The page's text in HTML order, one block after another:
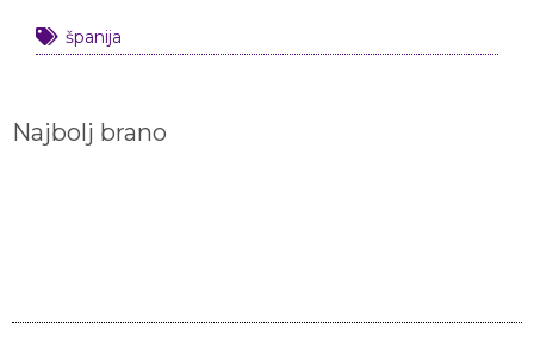
španija
Najbolj brano